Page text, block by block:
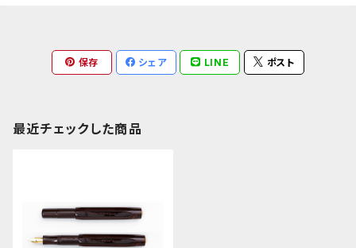
保存 シェア LINE ポスト
最近チェックした商品